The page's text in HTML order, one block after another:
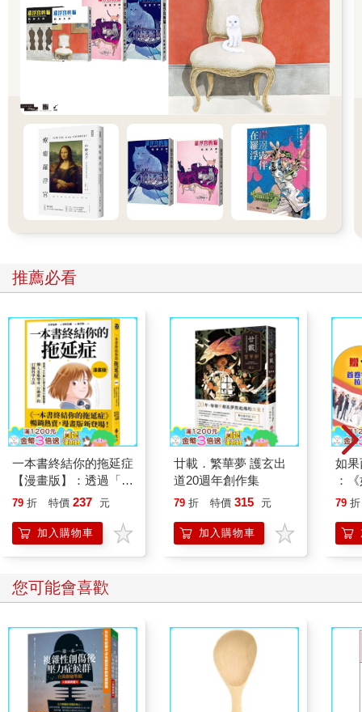
三十多個職業戲班子參加，演出的旦角人數有六、七十人，而且
都是上了妝表演的，唱到晚上，點起幾百盞明角燈來，高高下
下，照耀如同白日。歌聲縹緲，直入雲霄。城裡的有錢人聞風都
來捧場，雇了船在湖中看戲，看到高興的時候，一個個齊聲喝
采，直鬧到天明才散。這一段不禁教人看得嘖嘖稱奇，原來乾隆
年間南京還有這種場面。奪魁的是芳林班小旦鄭魁官，杜慎卿賞
了他一只金杯，上刻「豔奪櫻桃」四個字。這位杜十七老爺，因
此名震江南。金陵是千年文化名城，明太祖朱洪武又曾建都於
此，明清之際，金陵人文薈萃，亦是當然。
一九八七年重遊南京，我看到了另一場精彩的崑曲演出：江蘇省
崑劇院張繼青的拿手戲「三夢」──〈驚夢〉、〈尋夢〉、〈痴
重返故都，這個機會，當然不肯放過。於是託了人去向張繼青女
士說項，總算她給面子，特別演出一場。那天晚上我跟著南京大
學的戲劇前輩陳白塵與吳白匋兩位老先生一同前往。二老是戲曲
專家，知道我熱愛崑曲，頗為嘉許。陳老談到崑曲在大陸式微，
忿忿然說道：「中國大學生都應該以不看崑曲為恥！」開放後，
中國大學生大概都忙著跳迪斯可去了。當晚在劇院又巧遇在南京
講學的葉嘉瑩教授，葉先生是我在臺大時的老師，我曾到中文系
去旁聽她的古詩課程，受益甚大。葉先生這些年巡迴世界各地講
授中國古典文學，抱著興滅繼絕的悲願，在華人子弟中，散播中
國傳統文化的根苗。那天晚上，我便與這幾位關愛中國文化前途
夢」。
張繼青的藝術果然了得，一齣〈痴夢〉演得出神入化，把劇中人
崔氏足足演活了。這是一齣高難度的做工戲，是考演員真功夫的
內心戲，張繼青因演〈痴夢〉名震海內外。〈痴夢〉是明末清初
傳奇《爛柯山》的一折，取材於《漢書．朱買臣傳》，及民間馬
前潑水的故事。西漢寒儒朱買臣，年近半百，功名未就，妻崔氏
不耐飢寒，逼休改嫁，後來朱買臣中舉衣錦榮歸，崔氏愧悔，然
而覆水難收，破鏡不可重圓，最後崔氏瘋痴投水自盡。這是一齣
神衝突，中國悲劇則起於油鹽柴米，更近人間。朱買臣休妻這則
故事改成戲劇也經過不少轉折。《漢書．朱買臣傳》，崔氏改嫁
後仍以飯飲接濟前夫，而朱買臣當官後，亦善待崔氏及其後夫，
朱買臣夫婦都是極厚道、極文明的，但這不是悲劇的材料。元雜
劇《朱太守風雪漁樵記》最後卻讓朱買臣夫婦團圓，變成了喜
推薦必看
一本書終結你的拖延症
【漫畫版】：透過「小
行動」打開大腦的行動
「行動派」的37個科
學方法
79 折 特價 237 元
加入購物車
廿載．繁華夢 護玄出
道20週年創作集
79 折 特價 315 元
加入購物車
如
：
喵
79 折
您可能會喜歡